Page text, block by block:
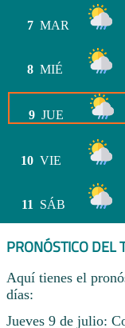
7 MAR
8 MIÉ
9 JUE
10 VIE
11 SÁB
PRONÓSTICO DEL
Aquí tienes el
días:
Jueves 9 de julio: